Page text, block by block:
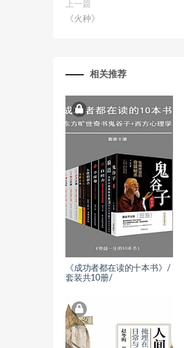
上一篇
《火种》
相关推荐
《成功者都在读的十本书》/
套装共10册/